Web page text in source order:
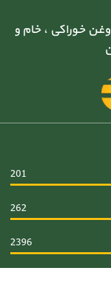
خوراکی ، خام و
201
262
2396